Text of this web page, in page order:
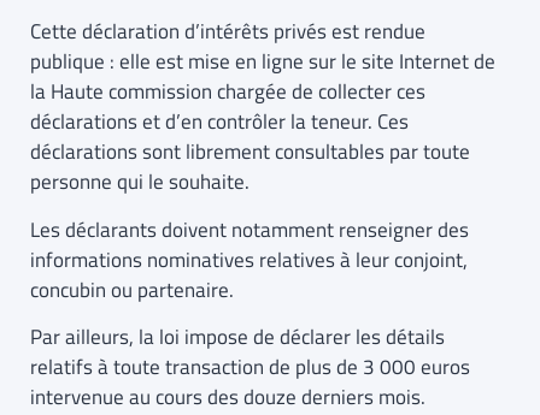
Cette déclaration d’intérêts privés est rendue
publique : elle est mise en ligne sur le site Internet de
la Haute commission chargée de collecter ces
déclarations et d’en contrôler la teneur. Ces
déclarations sont librement consultables par toute
personne qui le souhaite.
Les déclarants doivent notamment renseigner des
informations nominatives relatives à leur conjoint,
concubin ou partenaire.
Par ailleurs, la loi impose de déclarer les détails
relatifs à toute transaction de plus de 3 000 euros
intervenue au cours des douze derniers mois.